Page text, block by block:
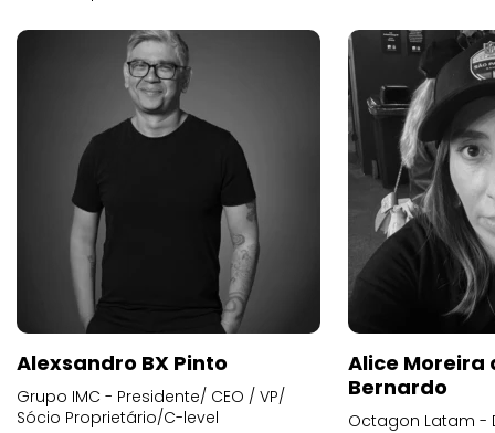
Alexsandro BX Pinto
Grupo IMC - Presidente/ CEO / VP/
Sócio Proprietário/C-level
Alice
Bernardo
Octagon Latam -